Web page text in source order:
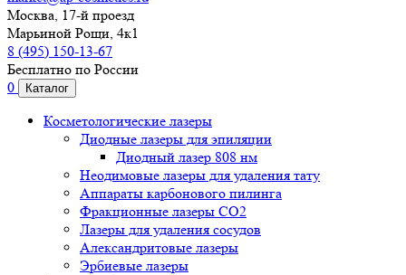
Москва, 17-й проезд
Марьиной Рощи, 4к1
8 (495) 150-13-67
Бесплатно по России
0
Каталог
Косметологические лазеры
Диодные лазеры для эпиляции
Диодный лазер 808 нм
Неодимовые лазеры для удаления тату
Аппараты карбонового пилинга
Фракционные лазеры CO2
Лазеры для удаления сосудов
Александритовые лазеры
Эрбиевые лазеры